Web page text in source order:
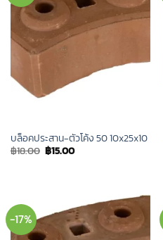
บล็อคประสาน-ตัวโค้ง 50 10x25x10
฿18.00 Original
price
฿15.00Current
price
-17%